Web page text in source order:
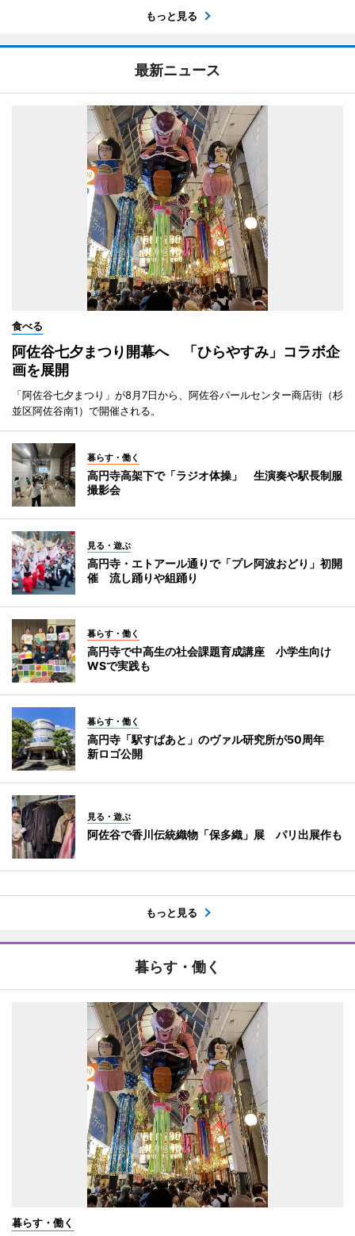
もっと見る
最新ニュース
食べる
阿佐谷七夕まつり開幕へ 「ひらやすみ」コラボ企
画を展開
「阿佐谷七夕まつり」が8月7日から、阿佐谷パールセンター商店街（杉
並区阿佐谷南1）で開催される。
暮らす・働く
高円寺高架下で「ラジオ体操」 生演奏や駅長制服
撮影会
見る・遊ぶ
高円寺・エトアール通りで「プレ阿波おどり」初開
催 流し踊りや組踊り
暮らす・働く
高円寺で中高生の社会課題育成講座 小学生向け
WSで実践も
暮らす・働く
高円寺「駅すぱあと」のヴァル研究所が50周年
新ロゴ公開
見る・遊ぶ
阿佐谷で香川伝統織物「保多織」展 パリ出展作も
もっと見る
暮らす・働く
暮らす・働く